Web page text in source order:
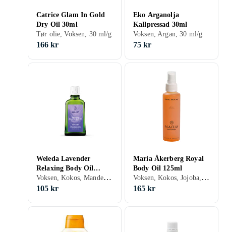
Catrice Glam In Gold
Dry Oil 30ml
Tør olie, Voksen, 30 ml/g
166 kr
Eko Arganolja
Kallpressad 30ml
Voksen, Argan, 30 ml/g
75 kr
Weleda Lavender
Relaxing Body Oil
100ml
Voksen, Kokos, Mandel, Lavendel, Sesam, Citron, Geranium, 100 ml/g
105 kr
Maria Åkerberg Royal
Body Oil 125ml
Voksen, Kokos, Jojoba, Havtorn, Citron, Geranium, Solsikke, Rosmarin, 125 ml/g
165 kr